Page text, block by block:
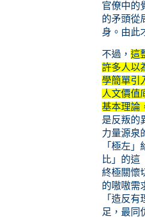
官僚中的
的矛頭從
身。由此
不過， 這
許多人以
學簡單引
人文價值
基本理論
是反叛的
力量源泉
「極左
比」的這
終極關懷
的嗷嗷需
「造反
足，最同